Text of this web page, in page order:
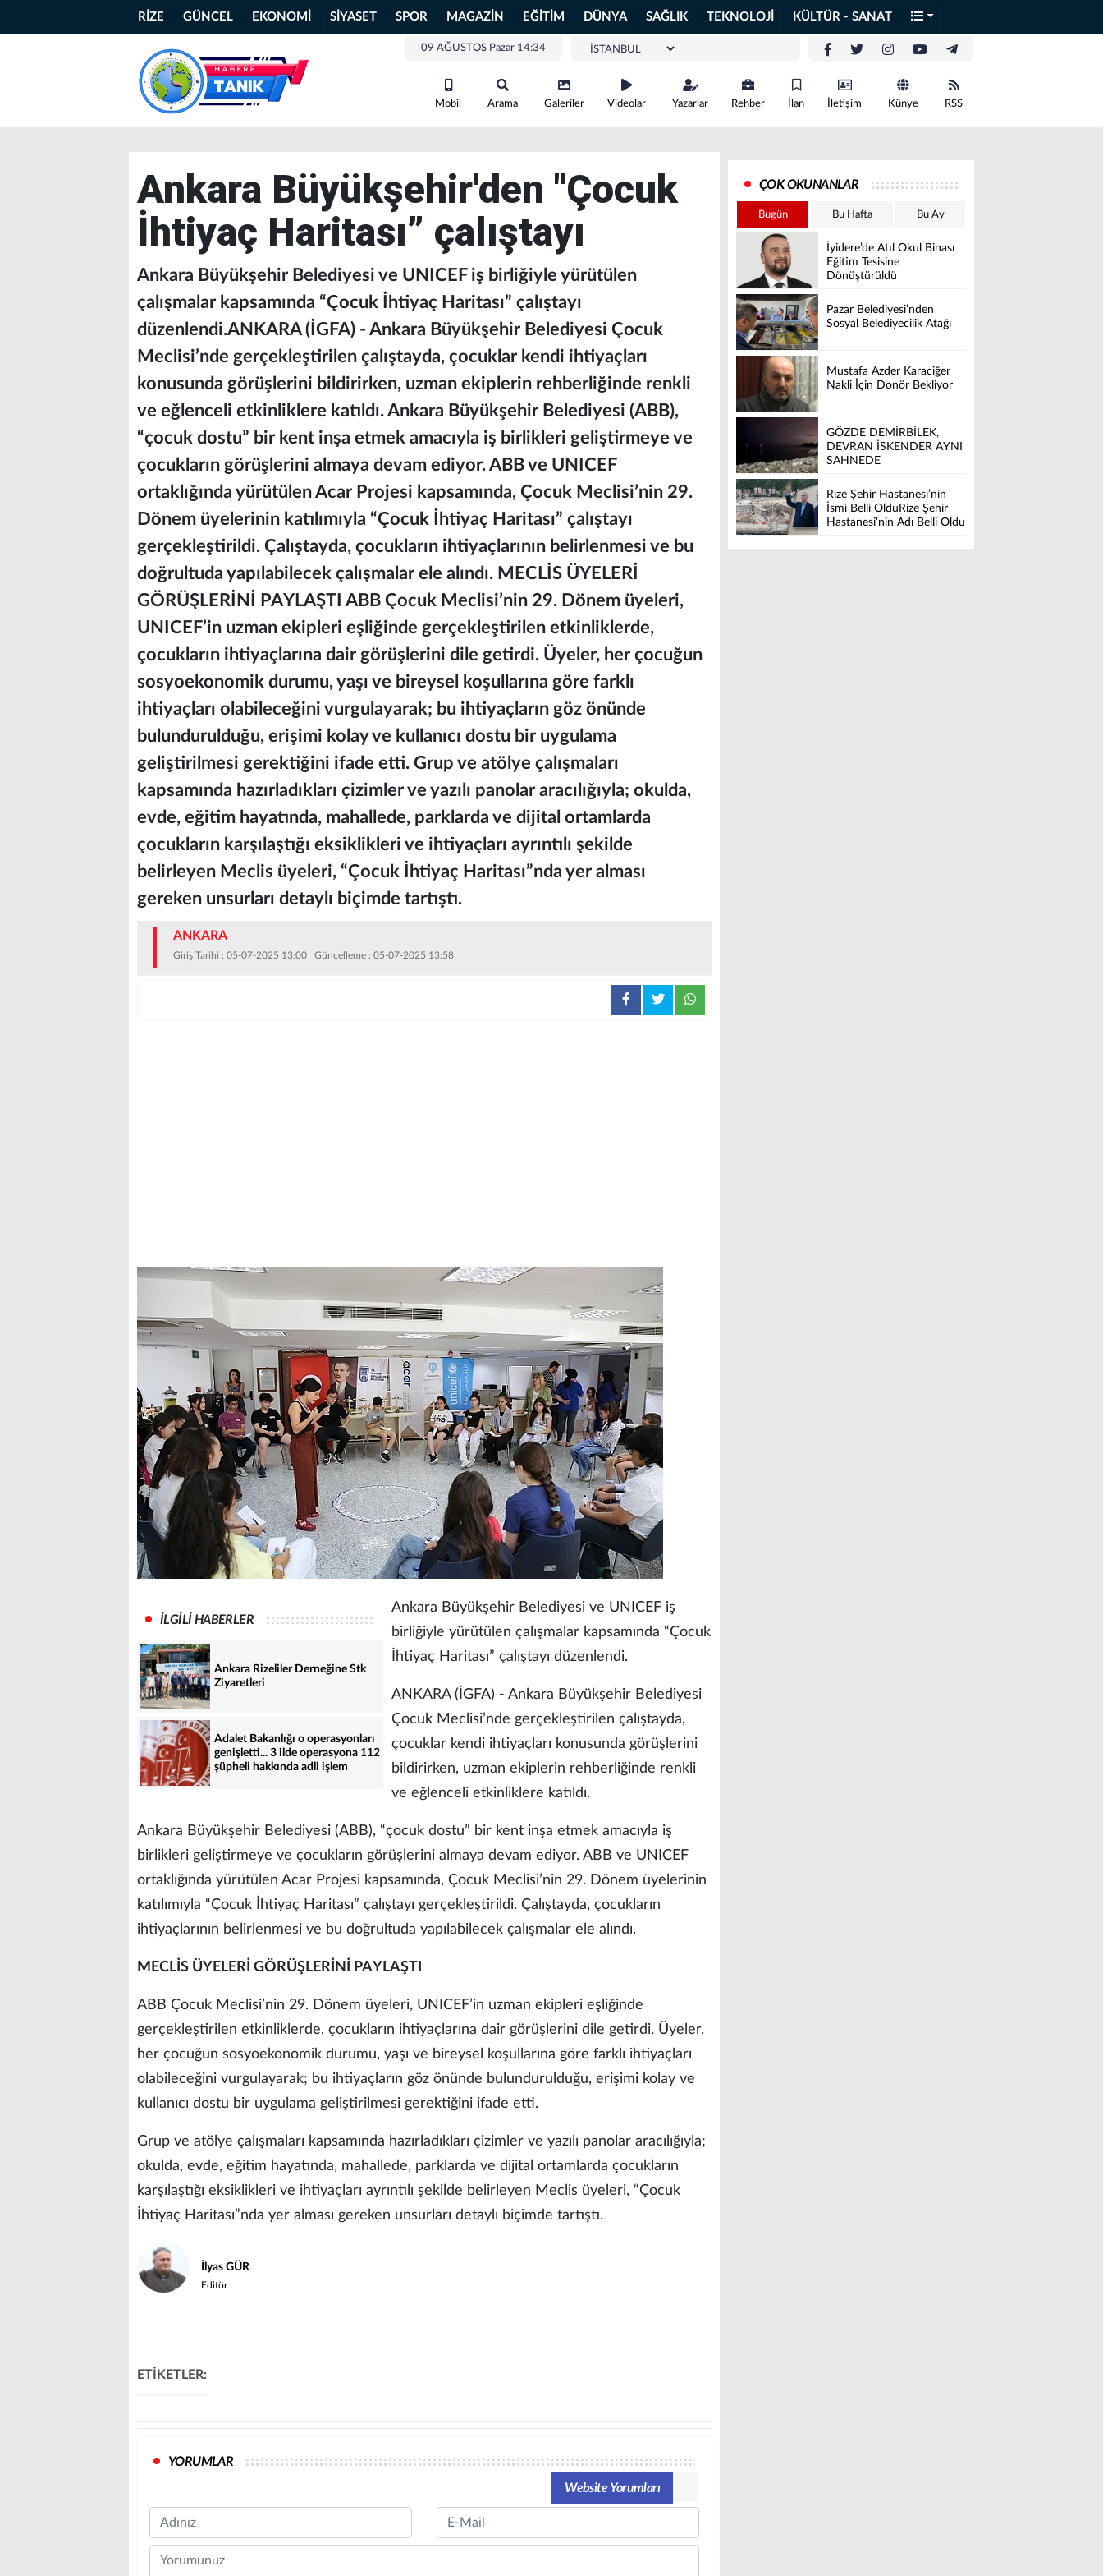
RİZE GÜNCEL EKONOMİ SİYASET SPOR MAGAZİN EĞİTİM DÜNYA SAĞLIK TEKNOLOJİ KÜLTÜR - SANAT
09 AĞUSTOS Pazar 14:34
Mobil Arama Galeriler Videolar Yazarlar Rehber İlan İletişim Künye RSS
Ankara Büyükşehir'den ″Çocuk
İhtiyaç Haritası” çalıştayı
Ankara Büyükşehir Belediyesi ve UNICEF iş birliğiyle yürütülen
çalışmalar kapsamında “Çocuk İhtiyaç Haritası” çalıştayı
düzenlendi.ANKARA (İGFA) - Ankara Büyükşehir Belediyesi Çocuk
Meclisi’nde gerçekleştirilen çalıştayda, çocuklar kendi ihtiyaçları
konusunda görüşlerini bildirirken, uzman ekiplerin rehberliğinde renkli
ve eğlenceli etkinliklere katıldı. Ankara Büyükşehir Belediyesi (ABB),
“çocuk dostu” bir kent inşa etmek amacıyla iş birlikleri geliştirmeye ve
çocukların görüşlerini almaya devam ediyor. ABB ve UNICEF
ortaklığında yürütülen Acar Projesi kapsamında, Çocuk Meclisi’nin 29.
Dönem üyelerinin katılımıyla “Çocuk İhtiyaç Haritası” çalıştayı
gerçekleştirildi. Çalıştayda, çocukların ihtiyaçlarının belirlenmesi ve bu
doğrultuda yapılabilecek çalışmalar ele alındı. MECLİS ÜYELERİ
GÖRÜŞLERİNİ PAYLAŞTI ABB Çocuk Meclisi’nin 29. Dönem üyeleri,
UNICEF’in uzman ekipleri eşliğinde gerçekleştirilen etkinliklerde,
çocukların ihtiyaçlarına dair görüşlerini dile getirdi. Üyeler, her çocuğun
sosyoekonomik durumu, yaşı ve bireysel koşullarına göre farklı
ihtiyaçları olabileceğini vurgulayarak; bu ihtiyaçların göz önünde
bulundurulduğu, erişimi kolay ve kullanıcı dostu bir uygulama
geliştirilmesi gerektiğini ifade etti. Grup ve atölye çalışmaları
kapsamında hazırladıkları çizimler ve yazılı panolar aracılığıyla; okulda,
evde, eğitim hayatında, mahallede, parklarda ve dijital ortamlarda
çocukların karşılaştığı eksiklikleri ve ihtiyaçları ayrıntılı şekilde
belirleyen Meclis üyeleri, “Çocuk İhtiyaç Haritası”nda yer alması
gereken unsurları detaylı biçimde tartıştı.
ANKARA
Giriş Tarihi : 05-07-2025 13:00 Güncelleme : 05-07-2025 13:58
İLGİLİ HABERLER
Ankara Rizeliler Derneğine Stk
Ziyaretleri
Adalet Bakanlığı o operasyonları
genişletti... 3 ilde operasyona 112
şüpheli hakkında adli işlem
Ankara Büyükşehir Belediyesi ve UNICEF iş
birliğiyle yürütülen çalışmalar kapsamında “Çocuk
İhtiyaç Haritası” çalıştayı düzenlendi.
ANKARA (İGFA) - Ankara Büyükşehir Belediyesi
Çocuk Meclisi’nde gerçekleştirilen çalıştayda,
çocuklar kendi ihtiyaçları konusunda görüşlerini
bildirirken, uzman ekiplerin rehberliğinde renkli
ve eğlenceli etkinliklere katıldı.
Ankara Büyükşehir Belediyesi (ABB), “çocuk dostu” bir kent inşa etmek amacıyla iş
birlikleri geliştirmeye ve çocukların görüşlerini almaya devam ediyor. ABB ve UNICEF
ortaklığında yürütülen Acar Projesi kapsamında, Çocuk Meclisi’nin 29. Dönem üyelerinin
katılımıyla “Çocuk İhtiyaç Haritası” çalıştayı gerçekleştirildi. Çalıştayda, çocukların
ihtiyaçlarının belirlenmesi ve bu doğrultuda yapılabilecek çalışmalar ele alındı.
MECLİS ÜYELERİ GÖRÜŞLERİNİ PAYLAŞTI
ABB Çocuk Meclisi’nin 29. Dönem üyeleri, UNICEF’in uzman ekipleri eşliğinde
gerçekleştirilen etkinliklerde, çocukların ihtiyaçlarına dair görüşlerini dile getirdi. Üyeler,
her çocuğun sosyoekonomik durumu, yaşı ve bireysel koşullarına göre farklı ihtiyaçları
olabileceğini vurgulayarak; bu ihtiyaçların göz önünde bulundurulduğu, erişimi kolay ve
kullanıcı dostu bir uygulama geliştirilmesi gerektiğini ifade etti.
Grup ve atölye çalışmaları kapsamında hazırladıkları çizimler ve yazılı panolar aracılığıyla;
okulda, evde, eğitim hayatında, mahallede, parklarda ve dijital ortamlarda çocukların
karşılaştığı eksiklikleri ve ihtiyaçları ayrıntılı şekilde belirleyen Meclis üyeleri, “Çocuk
İhtiyaç Haritası”nda yer alması gereken unsurları detaylı biçimde tartıştı.
İlyas GÜR
Editör
ETİKETLER:
YORUMLAR
Website Yorumları
Name Email
Comment
ÇOK OKUNANLAR
Bugün Bu Hafta Bu Ay
İyidere’de Atıl Okul Binası
Eğitim Tesisine
Dönüştürüldü
Pazar Belediyesi’nden
Sosyal Belediyecilik Atağı
Mustafa Azder Karaciğer
Nakli İçin Donör Bekliyor
GÖZDE DEMİRBİLEK,
DEVRAN İSKENDER AYNI
SAHNEDE
Rize Şehir Hastanesi’nin
İsmi Belli OlduRize Şehir
Hastanesi’nin Adı Belli Oldu